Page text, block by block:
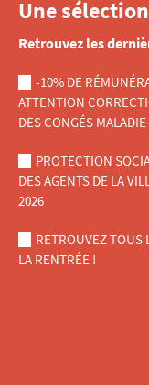
Une
Retrouvez les
-10% DE
ATTENTION
DES CONGÉS
PROTECTION
DES AGENTS DE LA
2026
RETROUVEZ TOUS
LA RENTRÉE !